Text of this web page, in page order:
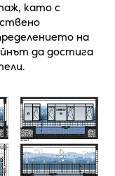
като с
на
да достига